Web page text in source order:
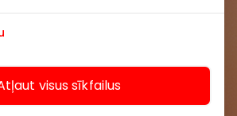
visus sīkfailus
par labākajiem piedāvājumiem,
informāciju iepirkšanās un
Rīga”.